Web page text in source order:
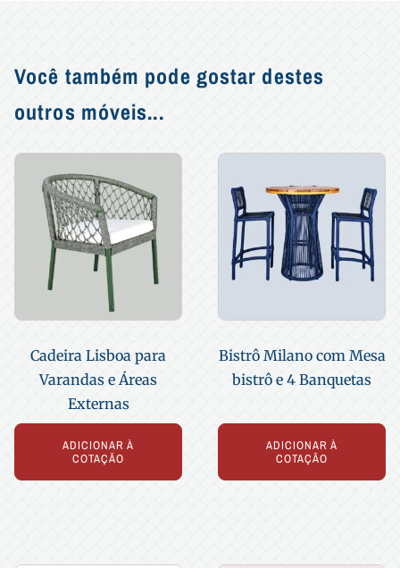
Você também pode gostar destes
outros móveis...
Cadeira Lisboa para
Varandas e Áreas
Externas
ADICIONAR À
COTAÇÃO
Bistrô Milano com Mesa
bistrô e 4 Banquetas
ADICIONAR À
COTAÇÃO